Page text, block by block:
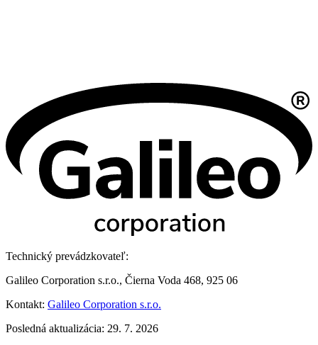
Technický prevádzkovateľ:
Galileo Corporation s.r.o., Čierna Voda 468, 925 06
Kontakt: Galileo Corporation s.r.o.
Posledná aktualizácia: 29. 7. 2026